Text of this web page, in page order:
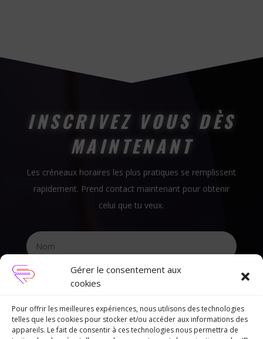
Gérer le consentement aux
cookies
Pour offrir les meilleures expériences, nous utilisons des technologies
telles que les cookies pour stocker et/ou accéder aux informations des
appareils. Le fait de consentir à ces technologies nous permettra de
INSCRIVEZ VOUS DÈS
MAINTENANT
Les créneaux horaires les plus pratiques se remplissent
rapidement. Prend contact maintenant pour obtenir
celui que tu veux.